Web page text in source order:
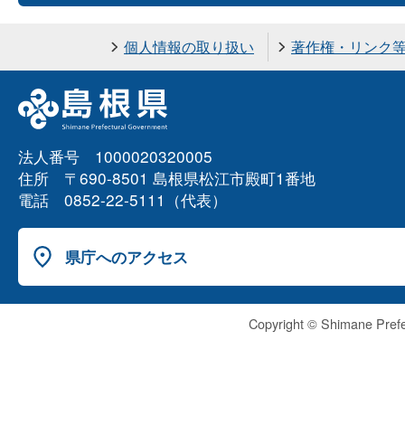
個人情報の取り扱い 著作権・リンク
法人番号 1000020320005
住所 〒690-8501 島根県松江市殿町1番地
電話 0852-22-5111（代表）
県庁へのアクセス
Copyright © Shimane